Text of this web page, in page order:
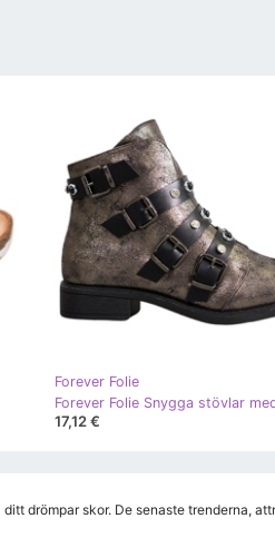
Forever Folie
17,12 €
drömpar skor. De senaste trenderna,